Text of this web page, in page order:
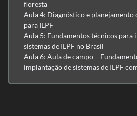
floresta
Aula 4: Diagnóstico e
para ILPF
Aula 5: Fundamentos técnicos para
sistemas de ILPF no Brasil
Aula 6: Aula de campo –
implantação de sistemas de ILPF